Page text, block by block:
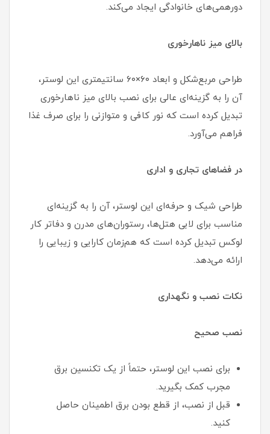
دورهمی‌های خانوادگی ایجاد می‌کند.
بالای میز ناهارخوری
طراحی مربع‌شکل و ابعاد ۶۰×۶۰ سانتیمتری این لوستر،
آن را به گزینه‌ای عالی برای نصب بالای میز ناهارخوری
تبدیل کرده است که نور کافی و متوازنی را برای صرف غذا
فراهم می‌آورد.
در فضاهای تجاری و اداری
طراحی شیک و حرفه‌ای این لوستر، آن را به گزینه‌ای
مناسب برای لابی هتل‌ها، رستوران‌های مدرن و دفاتر کار
لوکس تبدیل کرده است که هم‌زمان کارایی و زیبایی را
ارائه می‌دهد.
نکات نصب و نگهداری
نصب صحیح
برای نصب این لوستر، حتماً از یک تکنسین برق
مجرب کمک بگیرید.
قبل از نصب، از قطع بودن برق اطمینان حاصل
کنید.